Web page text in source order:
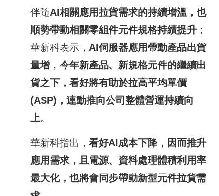
伴隨AI相關應用拉貨需求的持續增溫，也
順勢帶動相關零組件元件規格持續提升 ；
華新科表示， AI伺服器應用帶動產品出貨
量增 ，今年新產品、新規格元件的繼續出
貨之下，看好將有助於拉高平均單價
(ASP) ，連動推向公司整體營運持續向
上。
華新科指出，看好AI成本下降，因而推升
應用需求，且電源、資料處理體積利用率
最大化，也將會同步帶動新型元件拉貨需